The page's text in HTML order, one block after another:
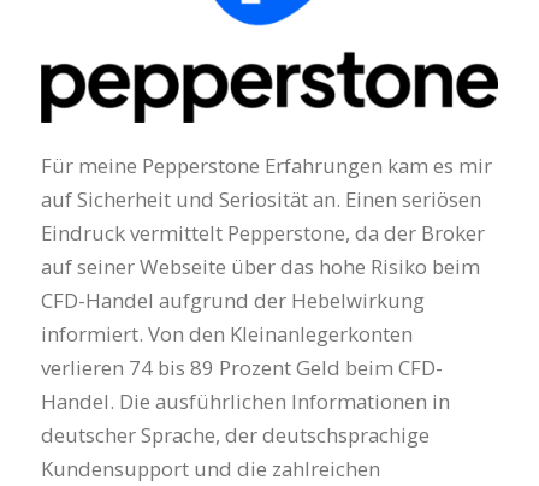
Für meine Pepperstone Erfahrungen kam es mir
auf Sicherheit und Seriosität an. Einen seriösen
Eindruck vermittelt Pepperstone, da der Broker
auf seiner Webseite über das hohe Risiko beim
CFD-Handel aufgrund der Hebelwirkung
informiert. Von den Kleinanlegerkonten
verlieren 74 bis 89 Prozent Geld beim CFD-
Handel. Die ausführlichen Informationen in
deutscher Sprache, der deutschsprachige
Kundensupport und die zahlreichen